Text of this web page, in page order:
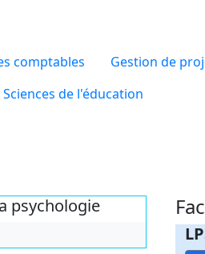
comptables Gestion de
Sciences de l'éducation
psychologie